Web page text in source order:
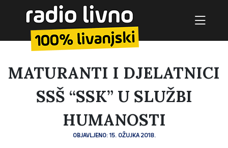
MATURANTI I DJELATNICI
SSŠ “SSK” U SLUŽBI
HUMANOSTI
OBJAVLJENO: 15. OŽUJKA 2018.